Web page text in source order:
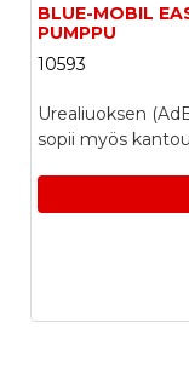
BLUE-MOBIL
PUMPPU
10593
Urealiuoksen
sopii myös